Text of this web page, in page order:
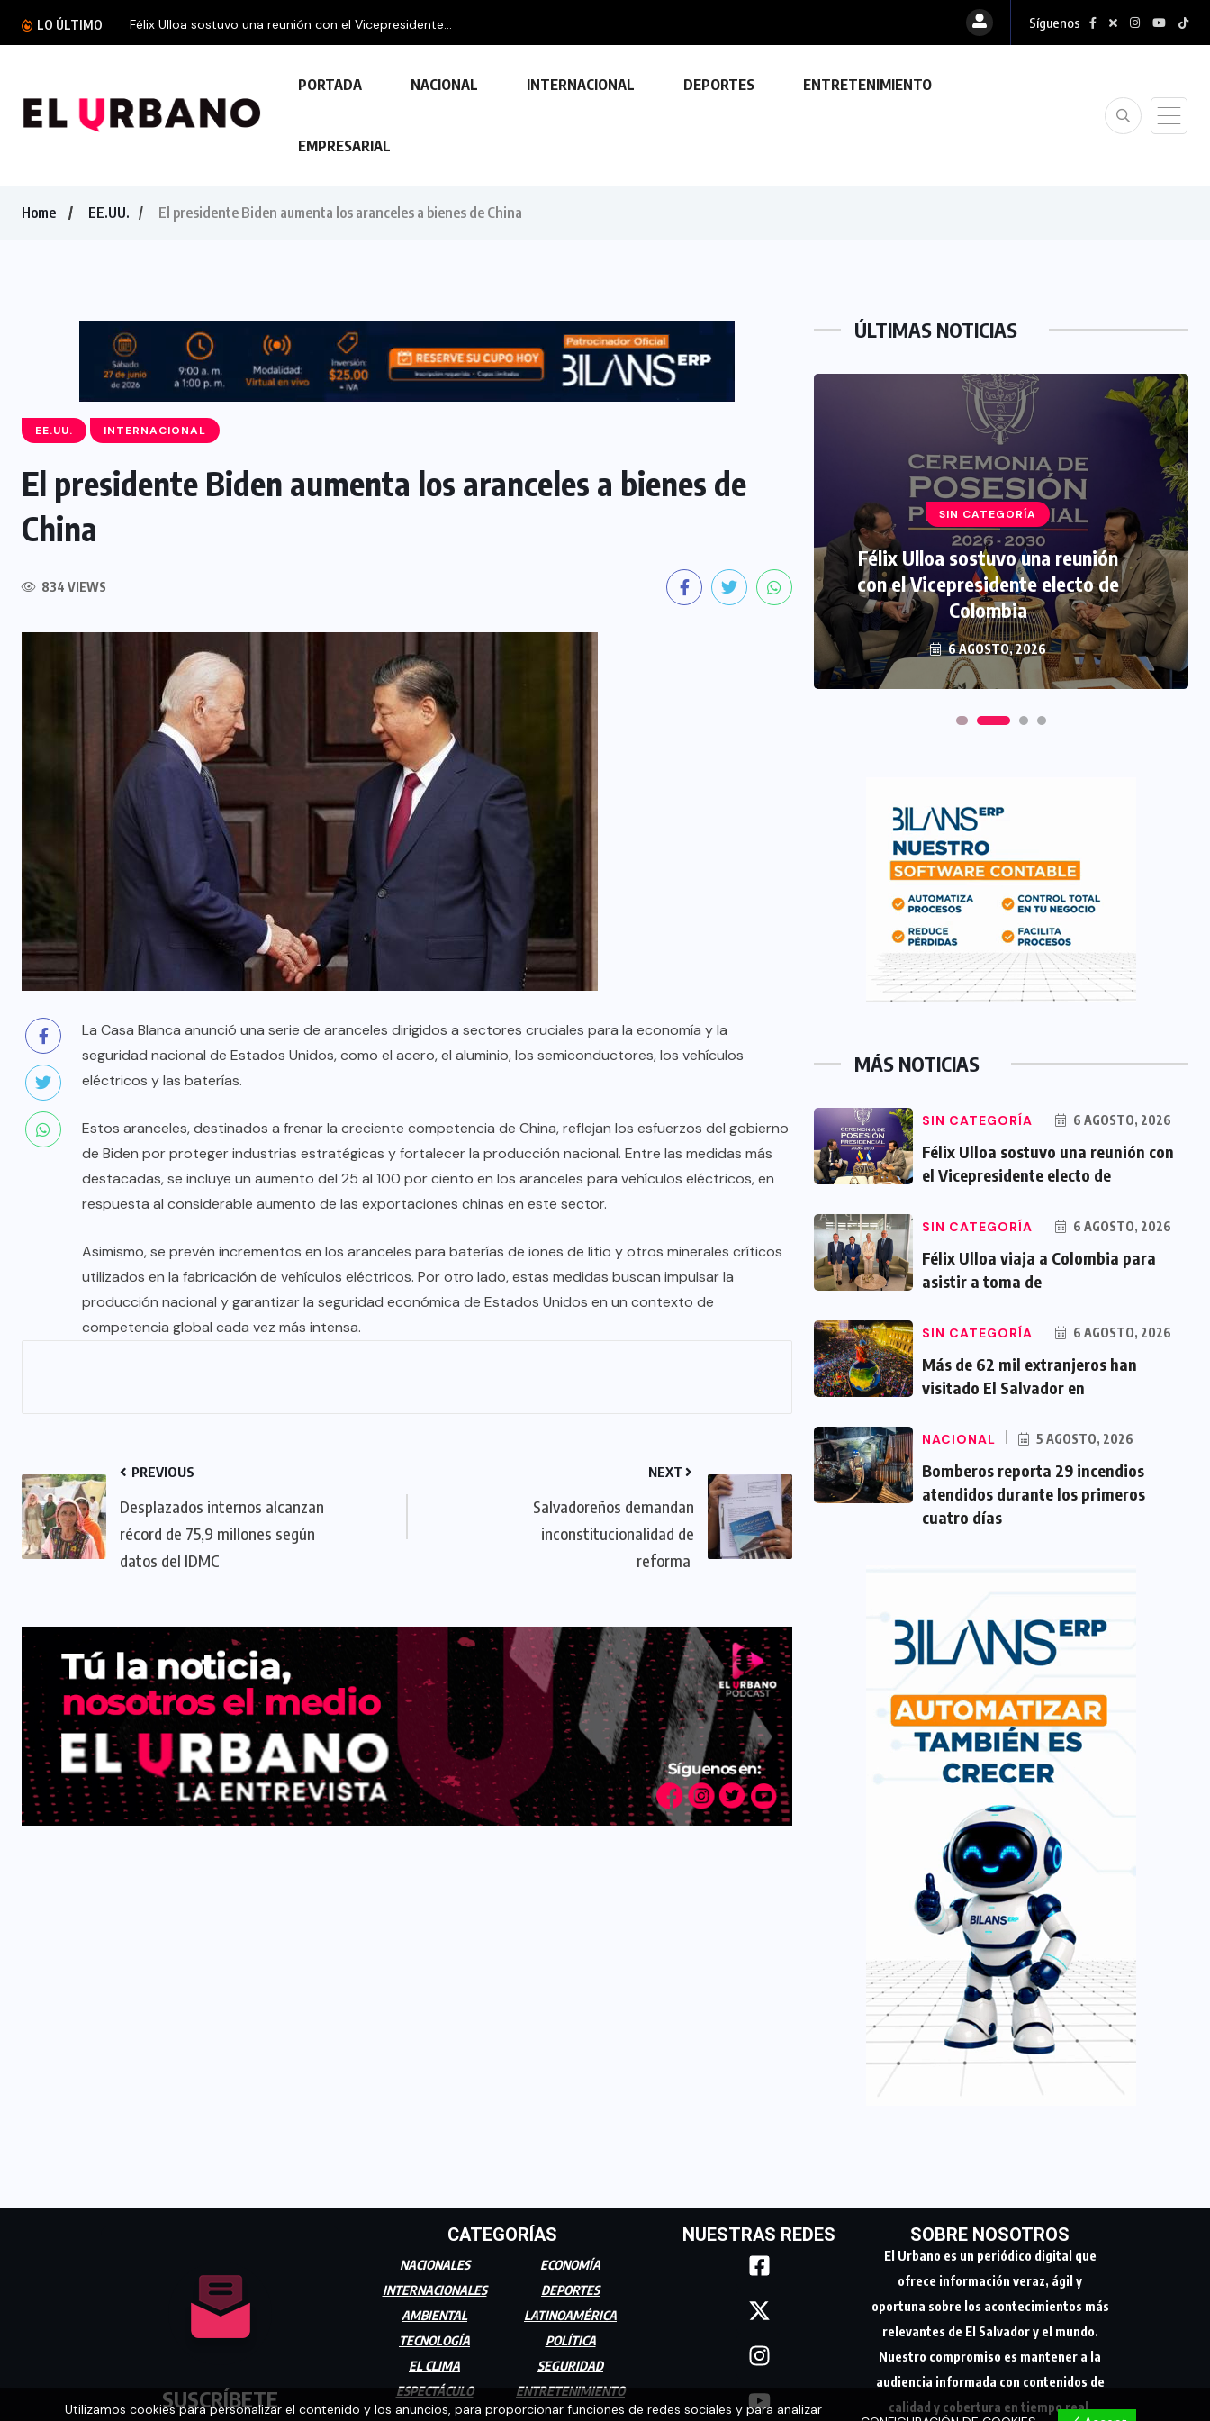
LO ÚLTIMO Síguenos
PORTADA NACIONAL INTERNACIONAL DEPORTES ENTRETENIMIENTO
EMPRESARIAL
Home EE.UU. El presidente Biden aumenta los aranceles a bienes de China
EE.UU. INTERNACIONAL
El presidente Biden aumenta los aranceles a bienes de
China
834 VIEWS
La Casa Blanca anunció una serie de aranceles dirigidos a sectores cruciales para la economía y la
seguridad nacional de Estados Unidos, como el acero, el aluminio, los semiconductores, los vehículos
eléctricos y las baterías.
Estos aranceles, destinados a frenar la creciente competencia de China, reflejan los esfuerzos del gobierno
de Biden por proteger industrias estratégicas y fortalecer la producción nacional. Entre las medidas más
destacadas, se incluye un aumento del 25 al 100 por ciento en los aranceles para vehículos eléctricos, en
respuesta al considerable aumento de las exportaciones chinas en este sector.
Asimismo, se prevén incrementos en los aranceles para baterías de iones de litio y otros minerales críticos
utilizados en la fabricación de vehículos eléctricos. Por otro lado, estas medidas buscan impulsar la
producción nacional y garantizar la seguridad económica de Estados Unidos en un contexto de
competencia global cada vez más intensa.
PREVIOUS
Desplazados internos alcanzan
récord de 75,9 millones según
datos del IDMC
NEXT
Salvadoreños demandan
inconstitucionalidad de
reforma
ÚLTIMAS NOTICIAS
visitado El Salvador en lo que va
6 AGOSTO, 2026
23 FEBRERO, 2024
SIN CATEGORÍA
Félix Ulloa sostuvo una reunión
con el Vicepresidente electo de
Colombia
6 AGOSTO, 2026
MÁS NOTICIAS
SIN CATEGORÍA 6 AGOSTO, 2026
Félix Ulloa sostuvo una reunión con
el Vicepresidente electo de
SIN CATEGORÍA 6 AGOSTO, 2026
Félix Ulloa viaja a Colombia para
asistir a toma de
SIN CATEGORÍA 6 AGOSTO, 2026
Más de 62 mil extranjeros han
visitado El Salvador en
NACIONAL 5 AGOSTO, 2026
Bomberos reporta 29 incendios
atendidos durante los primeros
cuatro días
SUSCRÍBETE
CATEGORÍAS
NACIONALES
INTERNACIONALES
AMBIENTAL
TECNOLOGÍA
EL CLIMA
ESPECTÁCULO
ECONOMÍA
DEPORTES
LATINOAMÉRICA
POLÍTICA
SEGURIDAD
ENTRETENIMIENTO
NUESTRAS REDES SOBRE NOSOTROS
El Urbano es un periódico digital que
ofrece información veraz, ágil y
oportuna sobre los acontecimientos más
relevantes de El Salvador y el mundo.
Nuestro compromiso es mantener a la
audiencia informada con contenidos de
calidad y cobertura en tiempo real.
Utilizamos cookies para personalizar el contenido y los anuncios, para proporcionar funciones de redes sociales y para analizar